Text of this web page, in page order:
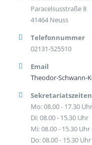
Paracelsusstraße 8
41464 Neuss
Telefonnummer
02131-525510
Email
Theodor-Schwann-
Sekretariatszeiten
Mo: 08.00 - 17.30 Uhr
Di: 08.00 - 15.30 Uhr
Mi: 08.00 - 15.30 Uhr
Do: 08.00 - 15.30 Uhr